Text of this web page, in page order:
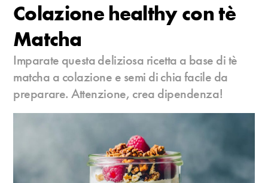
Colazione healthy con tè
Matcha
Imparate questa deliziosa ricetta a base di tè
matcha a colazione e semi di chia facile da
preparare. Attenzione, crea dipendenza!